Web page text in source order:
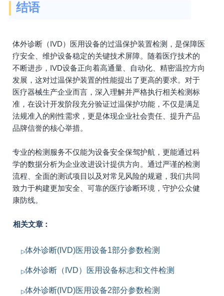
结语
体外诊断（IVD）医用设备的过温保护装置检测，是保障医
疗安全、维护设备稳定的关键技术屏障。随着医疗技术的
不断进步，IVD设备正向着高通量、自动化、精密温控方向
发展，这对过温保护装置的性能提出了更高的要求。对于
医疗器械生产企业而言，深入理解并严格执行相关检测标
准，在设计开发阶段充分验证过温保护功能，不仅是满足
法规准入的刚性需求，更是体现企业社会责任、提升产品
品牌信誉的核心举措。
专业的检测服务不仅能为设备安全保驾护航，更能通过科
学的数据分析为企业改进设计提供方向。通过严谨的检测
流程、全面的测试项目以及对常见风险的规避，我们共同
致力于构建更加安全、可靠的医疗诊断环境，守护公众健
康防线。
相关文章：
体外诊断(IVD)医用设备1部分参数检测
体外诊断（IVD）医用设备标志和文件检测
体外诊断(IVD)医用设备2部分参数检测